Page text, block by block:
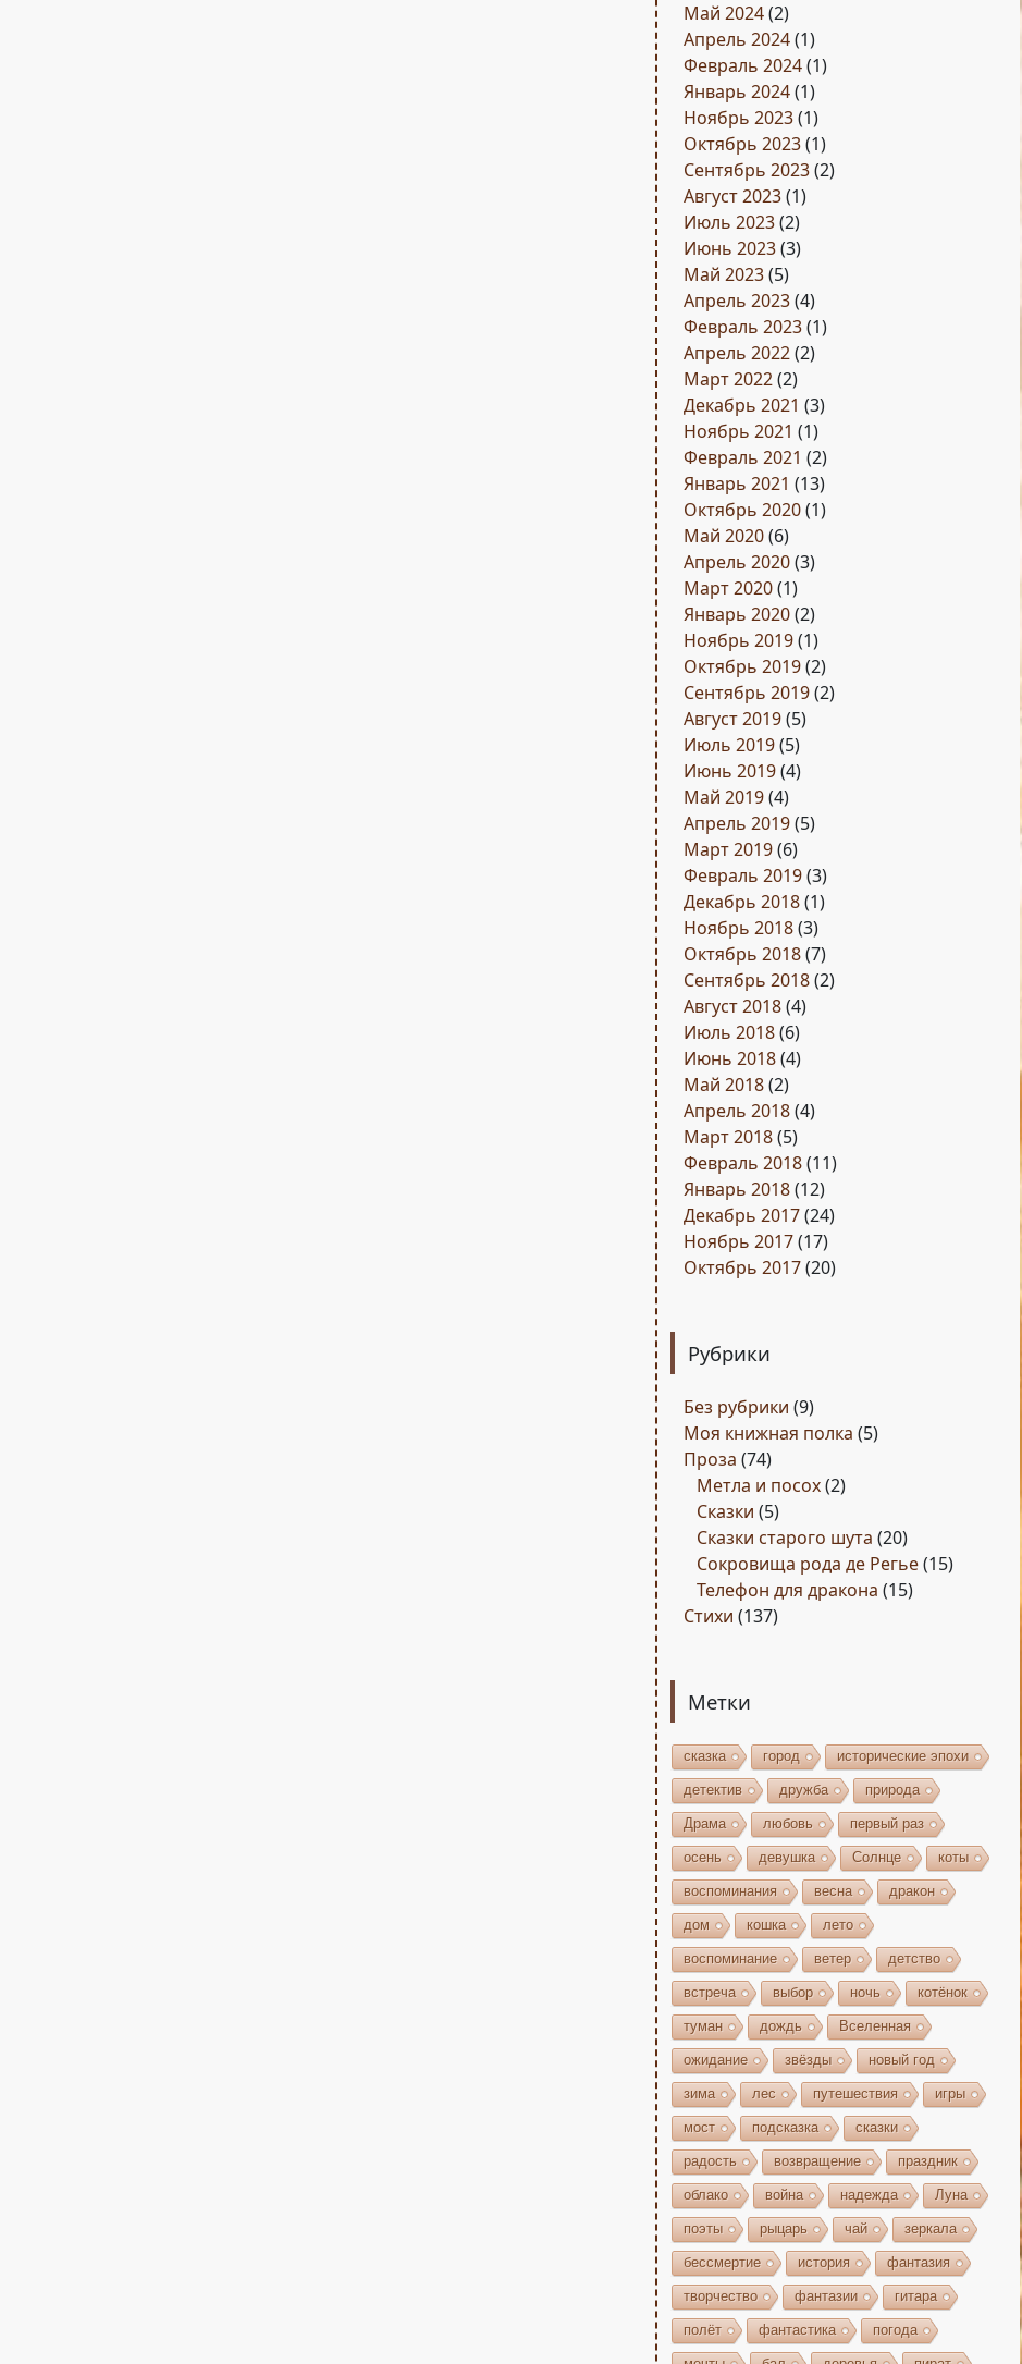
Май 2024(2)
Апрель 2024(1)
Февраль 2024(1)
Январь 2024(1)
Ноябрь 2023(1)
Октябрь 2023(1)
Сентябрь 2023(2)
Август 2023(1)
Июль 2023(2)
Июнь 2023(3)
Май 2023(5)
Апрель 2023(4)
Февраль 2023(1)
Апрель 2022(2)
Март 2022(2)
Декабрь 2021 (3)
Ноябрь 2021 (1)
Февраль 2021 (2)
Январь 2021 (13)
Октябрь 2020(1)
Май 2020(6)
Апрель 2020(3)
Март 2020(1)
Январь 2020(2)
Ноябрь 2019(1)
Октябрь 2019(2)
Сентябрь 2019(2)
Август 2019(5)
Июль 2019(5)
Июнь 2019(4)
Май 2019(4)
Апрель 2019(5)
Март 2019(6)
Февраль 2019(3)
Декабрь 2018(1)
Ноябрь 2018(3)
Октябрь 2018(7)
Сентябрь 2018(2)
Август 2018(4)
Июль 2018(6)
Июнь 2018(4)
Май 2018(2)
Апрель 2018(4)
Март 2018(5)
Февраль 2018(11)
Январь 2018(12)
Декабрь 2017(24)
Ноябрь 2017(17)
Октябрь 2017(20)
Рубрики
Без рубрики (9)
Моя книжная полка (5)
Проза (74)
Метла и посох(2)
Сказки (5)
Сказки старого шута (20)
Сокровища рода де Регье(15)
Телефон для дракона (15)
Стихи (137)
Метки
сказка город исторические эпохи
детектив дружба природа
Драма любовь первый раз
осень девушка Солнце коты
воспоминания весна дракон
дом кошка лето
воспоминание ветер детство
встреча выбор ночь котёнок
туман дождь Вселенная
ожидание звёзды новый год
зима лес путешествия игры
мост подсказка сказки
радость возвращение праздник
облако война надежда Луна
поэты рыцарь чай зеркала
бессмертие история фантазия
творчество фантазии гитара
полёт фантастика погода